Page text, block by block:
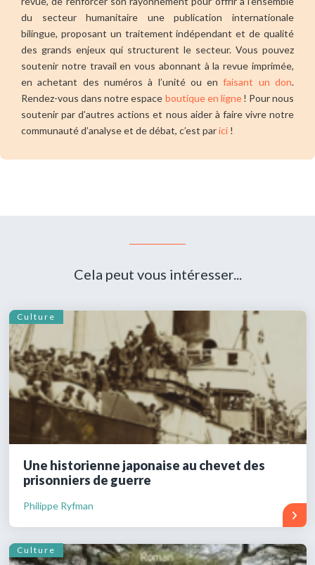
du secteur humanitaire une publication internationale
bilingue, proposant un traitement indépendant et de qualité
des grands enjeux qui structurent le secteur. Vous pouvez
soutenir notre travail en vous abonnant à la revue imprimée,
en achetant des numéros à l’unité ou enfaisant un don.
Rendez-vous dans notre espace boutique en ligne! Pour nous
soutenir par d’autres actions et nous aider à faire vivre notre
communauté d’analyse et de débat, c’est parici !
Cela peut vous intéresser...
Culture
Une historienne japonaise au chevet des
prisonniers de guerre
Philippe Ryfman
Culture